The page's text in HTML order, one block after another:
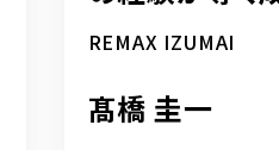
REMAX IZUMAI
髙橋 圭一